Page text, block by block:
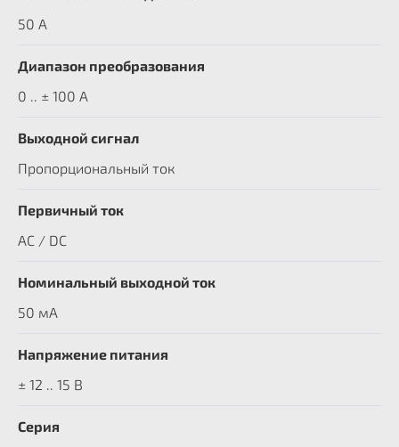
50 А
Диапазон преобразования
0 .. ± 100 А
Выходной сигнал
Пропорциональный ток
Первичный ток
AC / DC
Номинальный выходной ток
50 мА
Напряжение питания
± 12 .. 15 В
Серия